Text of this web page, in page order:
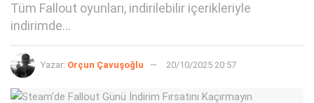
Tüm Fallout oyunları, indirilebilir içerikleriyle
indirimde...
Yazar: Orçun Çavuşoğlu 20/10/2025 20:57